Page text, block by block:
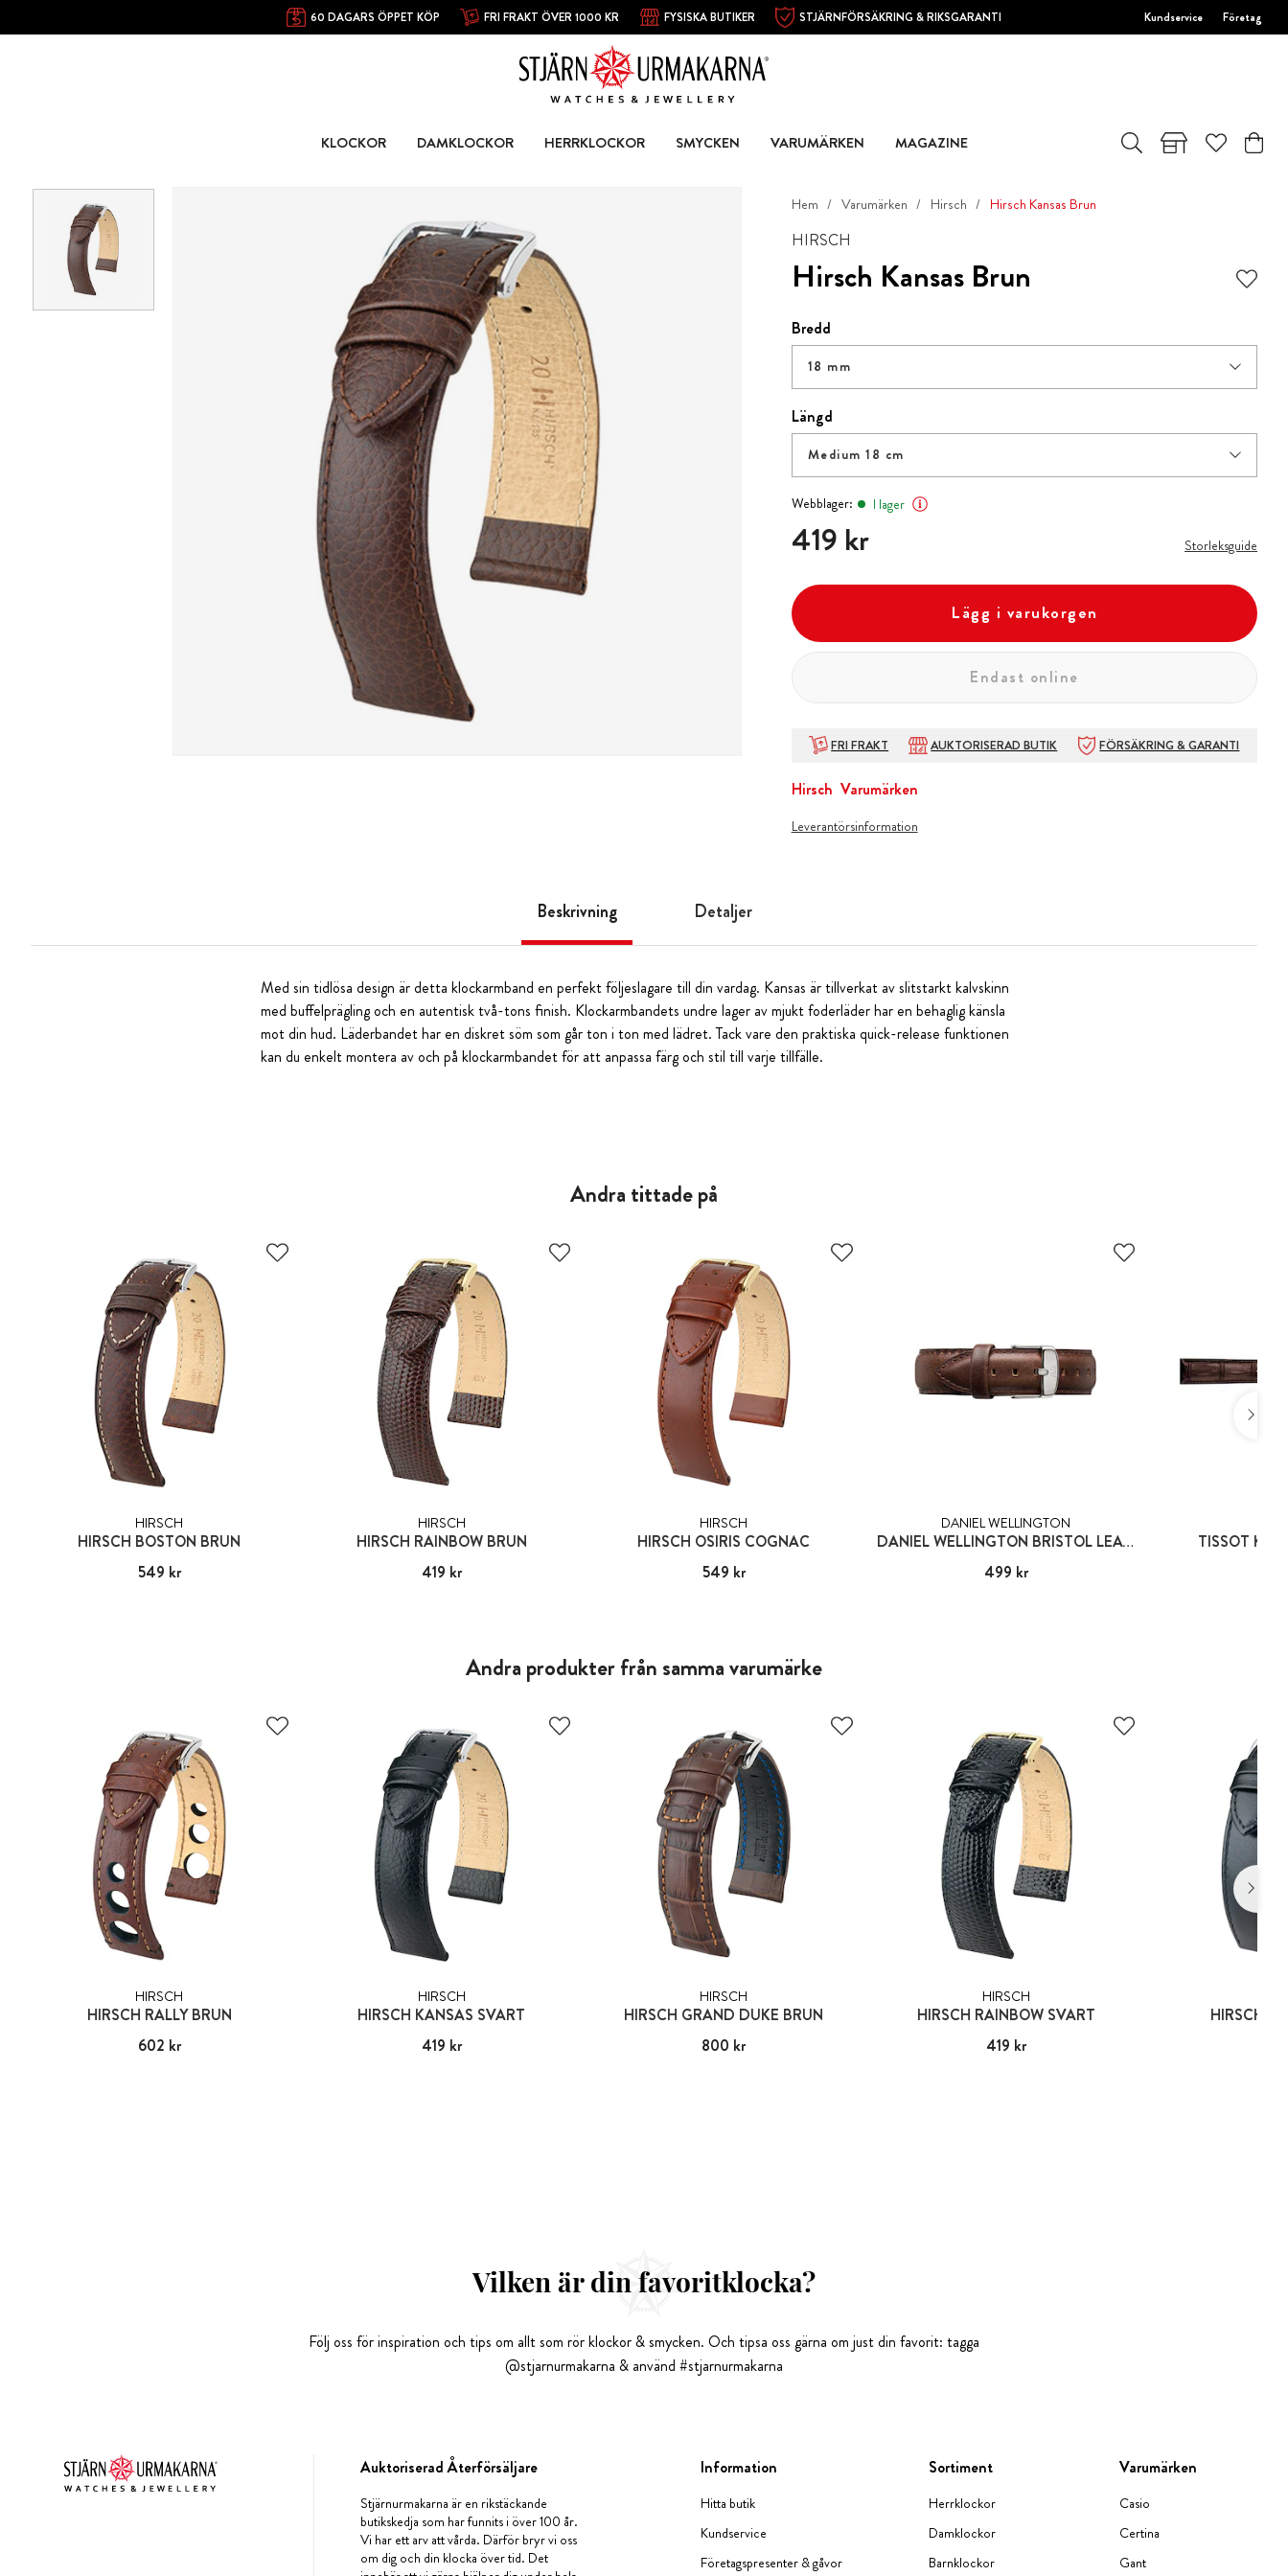
60 DAGARS ÖPPET KÖP FRI FRAKT ÖVER 1000 KR FYSISKA BUTIKER STJÄRNFÖRSÄKRING & RIKSGARANTI Kundservice Företag
KLOCKOR DAMKLOCKOR HERRKLOCKOR SMYCKEN VARUMÄRKEN MAGAZINE
Hem Varumärken Hirsch Hirsch Kansas Brun
HIRSCH
Hirsch Kansas Brun
Bredd
18 mm
Längd
Medium 18 cm
Webblager: I lager
Pris:419 kr
419 kr Storleksguide
Lägg i varukorgen
Endast online
FRI FRAKT AUKTORISERAD BUTIK FÖRSÄKRING & GARANTI
Hirsch Varumärken
Leverantörsinformation
Beskrivning Detaljer
Med sin tidlösa design är detta klockarmband en perfekt följeslagare till din vardag. Kansas är tillverkat av slitstarkt kalvskinn
med buffelprägling och en autentisk två-tons finish. Klockarmbandets undre lager av mjukt foderläder har en behaglig känsla
mot din hud. Läderbandet har en diskret söm som går ton i ton med lädret. Tack vare den praktiska quick-release funktionen
kan du enkelt montera av och på klockarmbandet för att anpassa färg och stil till varje tillfälle.
Andra tittade på
HIRSCH
HIRSCH BOSTON BRUN
Pris:549 kr
549 kr
HIRSCH
HIRSCH RAINBOW BRUN
Pris:419 kr
419 kr
HIRSCH
HIRSCH OSIRIS COGNAC
Pris:549 kr
549 kr
DANIEL WELLINGTON
DANIEL WELLINGTON BRISTOL LEATHER STRAP SILVER
Pris:499 kr
499 kr
TISSOT
Andra produkter från samma varumärke
HIRSCH
HIRSCH RALLY BRUN
Pris:602 kr
602 kr
HIRSCH
HIRSCH KANSAS SVART
Pris:419 kr
419 kr
HIRSCH
HIRSCH GRAND DUKE BRUN
Pris:800 kr
800 kr
HIRSCH
HIRSCH RAINBOW SVART
Pris:419 kr
419 kr
HIRSCH
Vilken är din favoritklocka?
Följ oss för inspiration och tips om allt som rör klockor & smycken. Och tipsa oss gärna om just din favorit: tagga
@stjarnurmakarna & använd #stjarnurmakarna
Auktoriserad Återförsäljare
Stjärnurmakarna är en rikstäckande
butikskedja som har funnits i över 100 år.
Vi har ett arv att vårda. Därför bryr vi oss
om dig och din klocka över tid. Det
Information
Hitta butik
Kundservice
Företagspresenter & gåvor
Sortiment
Herrklockor
Damklockor
Barnklockor
Varumärken
Casio
Certina
Gant